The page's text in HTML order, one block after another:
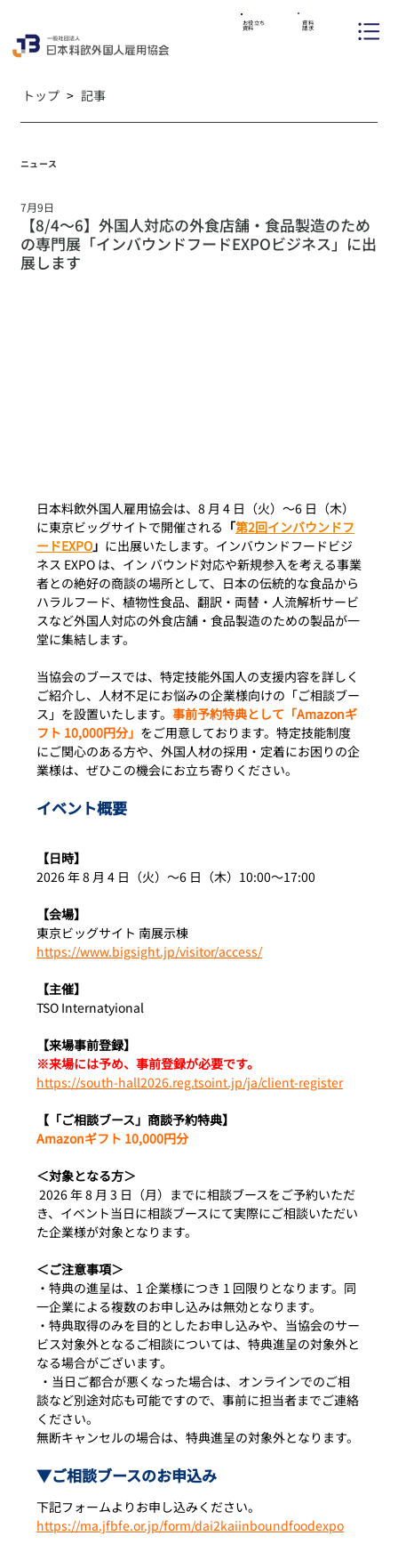
お役立ち
資料
資料
請求
ニュース
【8/4〜6】外国人対応の外食店舗・食品製造のため
の専門展「インバウンドフードEXPOビジネス」に出
展します
7月9日
日本料飲外国人雇用協会は、 8 月 4 日（火）〜6 日（木）
に東京ビッグサイトで開催される 「第2回インバウンドフ
ードEXPO」 に出展いたします。 インバウンドフードビジ
ネス EXPO は、イン バウンド対応や新規参入を考える事業
者との絶好の商談の場所として、日本の伝統的な食品から
ハラルフード、植物性食品、翻訳・両替・人流解析サービ
スなど外国人対応の外食店舗・食品製造のための製品が一
堂に集結します。
当協会のブースでは、特定技能外国人の支援内容を詳しく
ご紹介し、人材不足にお悩みの企業様向けの「ご相談ブー
ス」を設置いたします。 事前予約特典として「Amazonギ
フト 10,000円分」 をご用意しております。特定技能制度
にご関心のある方や、外国人材の採用・定着にお困りの企
業様は、ぜひこの機会にお立ち寄りください。
イベント概要
【日時】
2026 年 8 月 4 日（火）〜6 日（木）10:00〜17:00
【会場】
東京ビッグサイト 南展示棟
https://www.bigsight.jp/visitor/access/
【主催】
TSO Internatyional
【来場事前登録】
※来場には予め、事前登録が必要です。
https://south-hall2026.reg.tsoint.jp/ja/client-register
【「ご相談ブース」商談予約特典】
Amazonギフト 10,000円分
＜対象となる方＞
き、イベント当日に相談ブースにて実際にご相談いただい
た企業様が対象となります。
＜ご注意事項＞
・特典の進呈は、1 企業様につき 1 回限りとなります。同
一企業による複数のお申し込みは無効となります。
・特典取得のみを目的としたお申し込みや、当協会のサー
ビス対象外となるご相談については、特典進呈の対象外と
なる場合がございます。
談など別途対応も可能ですので、事前に担当者までご連絡
ください。
無断キャンセルの場合は、特典進呈の対象外となります。
▼ご相談ブースのお申込み
下記フォームよりお申し込みください。
https://ma.jfbfe.or.jp/form/dai2kaiinboundfoodexpo
トップ > 記事